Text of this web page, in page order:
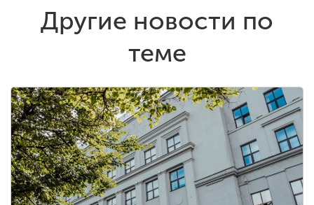
Другие новости по
теме